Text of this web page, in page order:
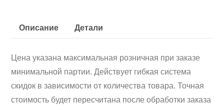
YT70N
Описание Детали
Цена указана максимальная розничная при заказе
минимальной партии. Действует гибкая система
скидок в зависимости от количества товара. Точная
стоимость будет пересчитана после обработки заказа